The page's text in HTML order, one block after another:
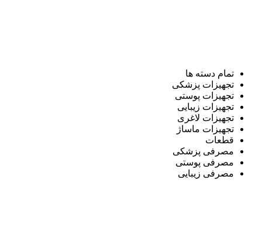
تمام دسته ها
تجهیزات پزشکی
تجهیزات پوستی
تجهیزات زیبایی
تجهیزات لاغری
تجهیزات ماساژ
قطعات
مصرفی پزشکی
مصرفی پوستی
مصرفی زیبایی